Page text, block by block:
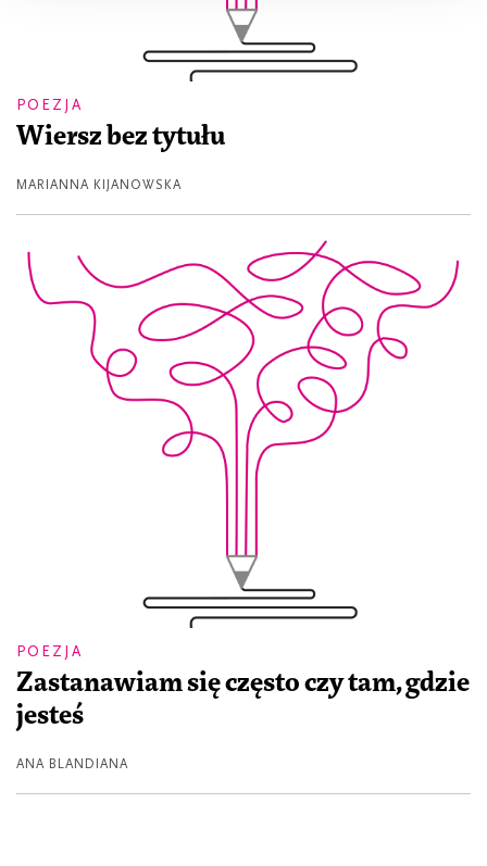
POEZJA
Wiersz bez tytułu
MARIANNA KIJANOWSKA
POEZJA
Zastanawiam się często czy tam, gdzie
jesteś
ANA BLANDIANA